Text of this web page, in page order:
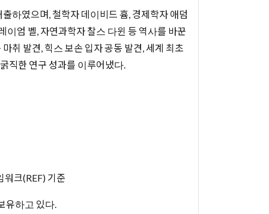
하였으며, 철학자 데이비드 흄, 경제학자 애덤
엄 벨, 자연과학자 찰스 다윈 등 역사를 바꾼
취 발견, 힉스 보손 입자 공동 발견, 세계 최초
직한 연구 성과를 이루어냈다.
크(REF) 기준
유하고 있다.